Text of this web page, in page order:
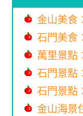
金山美食：
石門美食：
萬里景點：
石門景點：
石門景點：
金山海景